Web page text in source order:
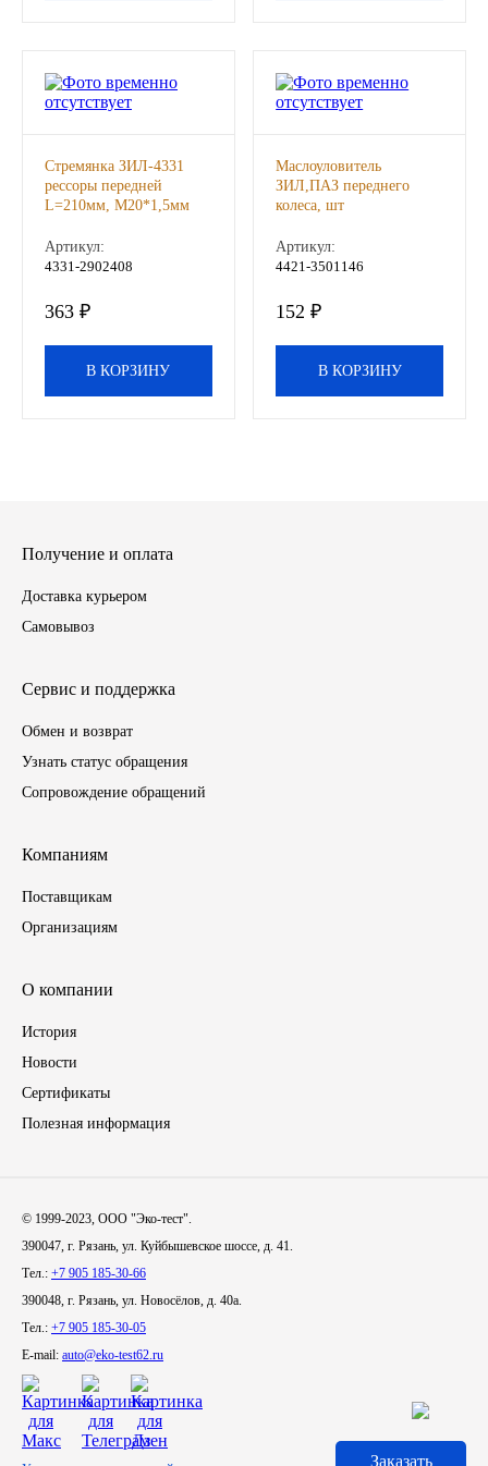
Автожидкости
Тормозные жидкости
Специальные жидкости
Автосмазки
CHEVRON
Автозапчасти
ЗИЛ
МАЗ
КАМАЗ
КРАЗ
ММЗ
УРАЛ
Фильтры
Стремянка ЗИЛ-4331
рессоры передней
L=210мм, М20*1,5мм
Артикул:
4331-2902408
363 ₽
В КОРЗИНУ
Маслоуловитель
ЗИЛ,ПАЗ переднего
колеса, шт
Артикул:
4421-3501146
152 ₽
В КОРЗИНУ
Получение и оплата
Доставка курьером
Самовывоз
Сервис и поддержка
Обмен и возврат
Узнать статус обращения
Сопровождение обращений
Компаниям
Поставщикам
Организациям
О компании
История
Новости
Сертификаты
Полезная информация
© 1999-2023, ООО "Эко-тест".
390047, г. Рязань, ул. Куйбышевское шоссе, д. 41.
Тел.: +7 905 185-30-66
390048, г. Рязань, ул. Новосёлов, д. 40а.
Тел.: +7 905 185-30-05
E-mail: auto@eko-test62.ru
Заказать